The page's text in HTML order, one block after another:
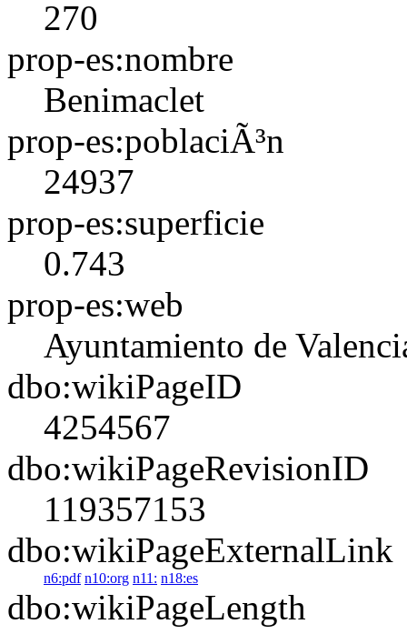
270
prop-es:nombre
Benimaclet
prop-es:poblaciÃ³n
24937
prop-es:superficie
0.743
prop-es:web
Ayuntamiento de
dbo:wikiPageID
4254567
dbo:wikiPageRevisionID
119357153
dbo:wikiPageExternalLink
n6:pdf n10:org n11: n18:es
dbo:wikiPageLength